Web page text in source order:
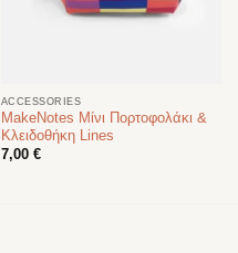
ACCESSORIES
MakeNotes Μίνι Πορτοφολάκι &
Κλειδοθήκη Lines
7,00 €